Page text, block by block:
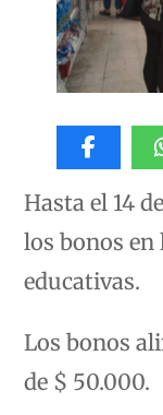
Hasta el 14
los bonos en
educativas.
Los bonos
de $ 50.000.